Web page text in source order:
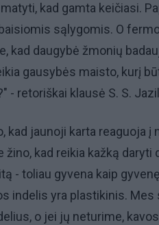
kad gamta keičiasi.
sąlygomis. O
kad daugybė žmonių
gausybės maisto, kurį
- retoriškai klausė S. S.
kad jaunoji karta reaguoja į
žino, kad reikia kažką daryti
- toliau gyvena kaip
indelis yra plastikinis.
o jei jų neturime,